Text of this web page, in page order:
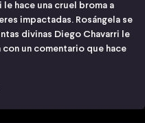
hace una cruel broma a
impactadas. Rosángela se
divinas Diego Chavarri le
un comentario que hace